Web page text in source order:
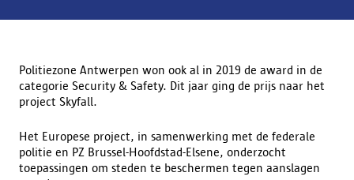
Politiezone Antwerpen won ook al in 2019 de award in de
categorie Security & Safety. Dit jaar ging de prijs naar het
project Skyfall.
Het Europese project, in samenwerking met de federale
politie en PZ Brussel-Hoofdstad-Elsene, onderzocht
toepassingen om steden te beschermen tegen aanslagen